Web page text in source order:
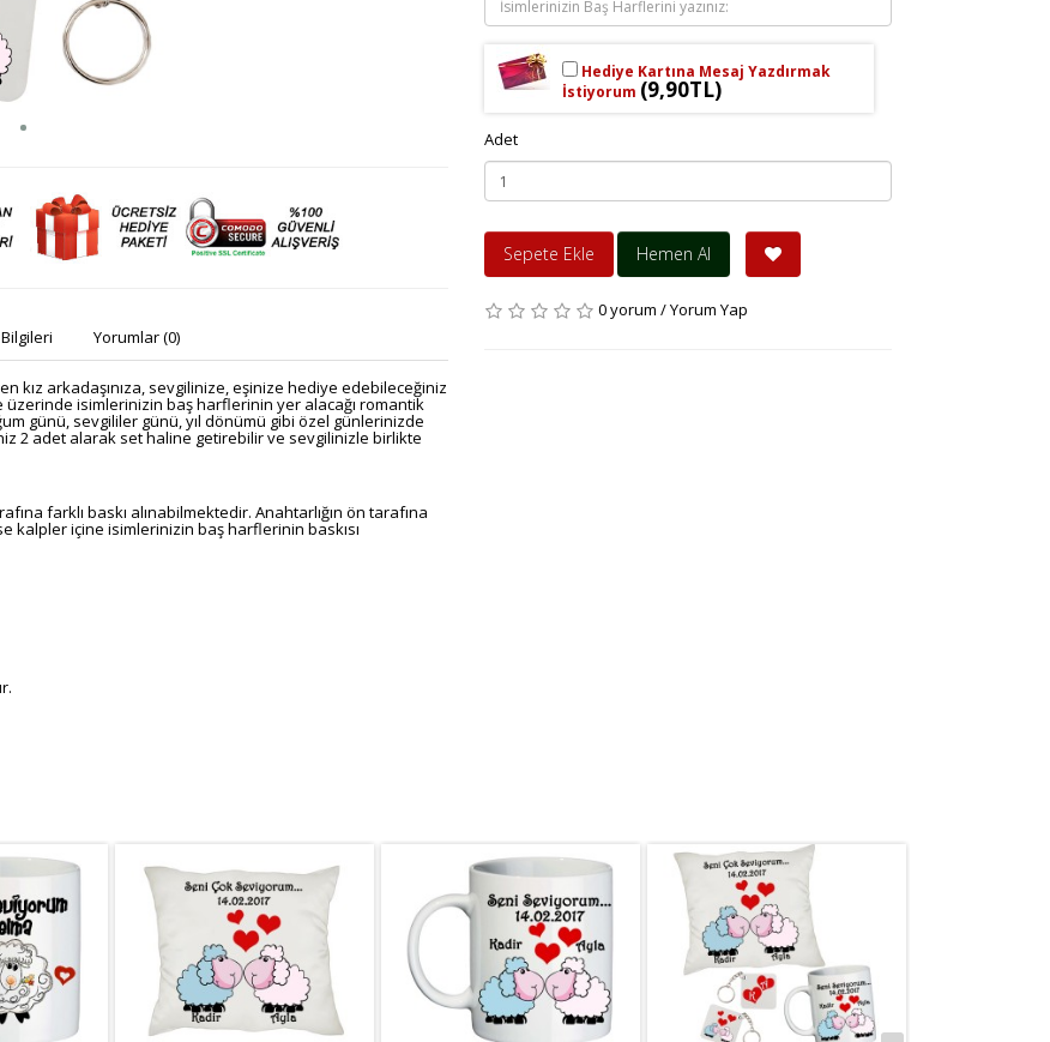
Yorumlar (0)
kız arkadaşınıza, sevgilinize, eşinize hediye edebileceğiniz
üzerinde isimlerinizin baş harflerinin yer alacağı romantik
günü, sevgililer günü, yıl dönümü gibi özel günlerinizde
2 adet alarak set haline getirebilir ve sevgilinizle birlikte
farklı baskı alınabilmektedir. Anahtarlığın ön tarafına
kalpler içine isimlerinizin baş harflerinin baskısı
Hediye Kartına Mesaj Yazdırmak
İstiyorum (9,90TL)
Adet
Sepete Ekle Hemen Al
0 yorum /Yorum Yap